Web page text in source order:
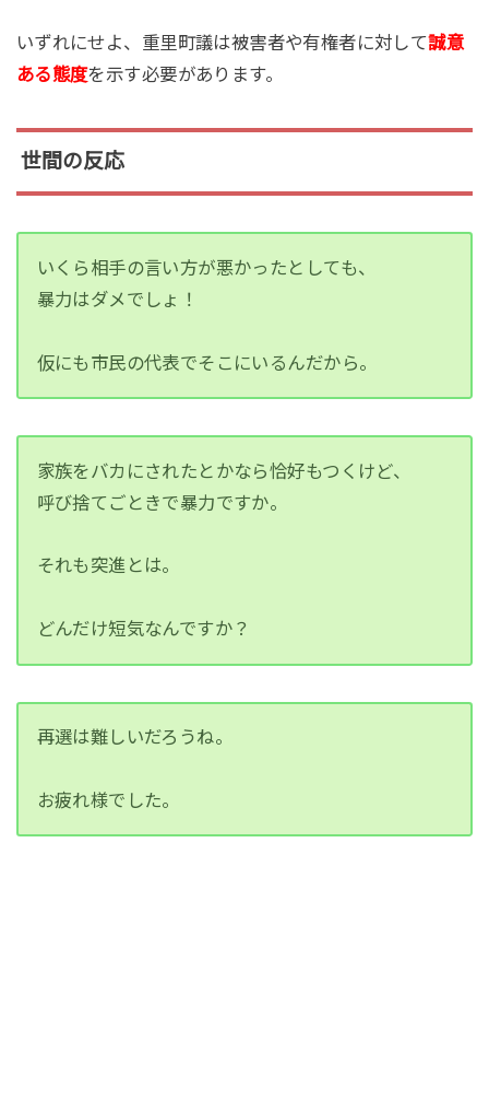
いずれにせよ、重里町議は被害者や有権者に対して誠意
ある態度を示す必要があります。
世間の反応
いくら相手の言い方が悪かったとしても、
暴力はダメでしょ！
仮にも市民の代表でそこにいるんだから。
家族をバカにされたとかなら恰好もつくけど、
呼び捨てごときで暴力ですか。
それも突進とは。
どんだけ短気なんですか？
再選は難しいだろうね。
お疲れ様でした。